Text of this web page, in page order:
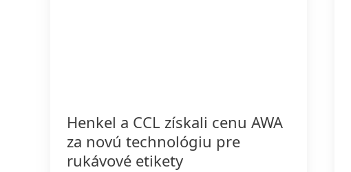
Henkel a CCL získali cenu AWA
za novú technológiu pre
rukávové etikety